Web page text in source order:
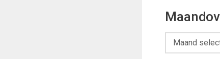
Maandoverzicht